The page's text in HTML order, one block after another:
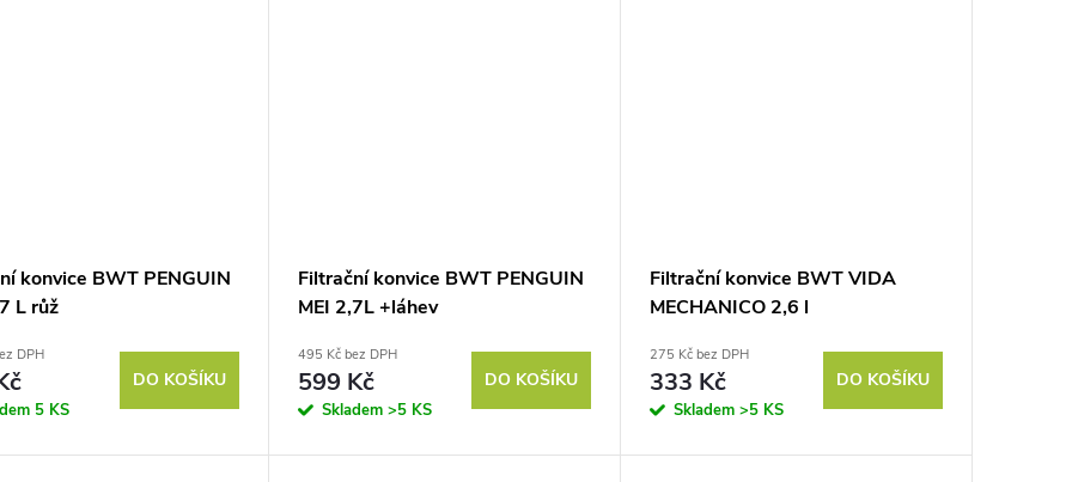
konvice BWT PENGUIN
L růž
DPH
5 KS
DO KOŠÍKU
Filtrační konvice BWT PENGUIN
MEI 2,7L +láhev
495 Kč bez DPH
599 Kč
Skladem >5 KS
DO KOŠÍKU
Filtrační konvice BWT VIDA
MECHANICO 2,6 l
275 Kč bez DPH
333 Kč
Skladem >5 KS
DO KOŠÍKU